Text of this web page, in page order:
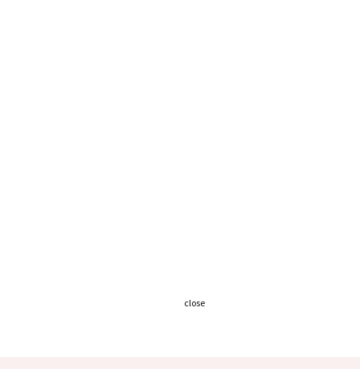
close